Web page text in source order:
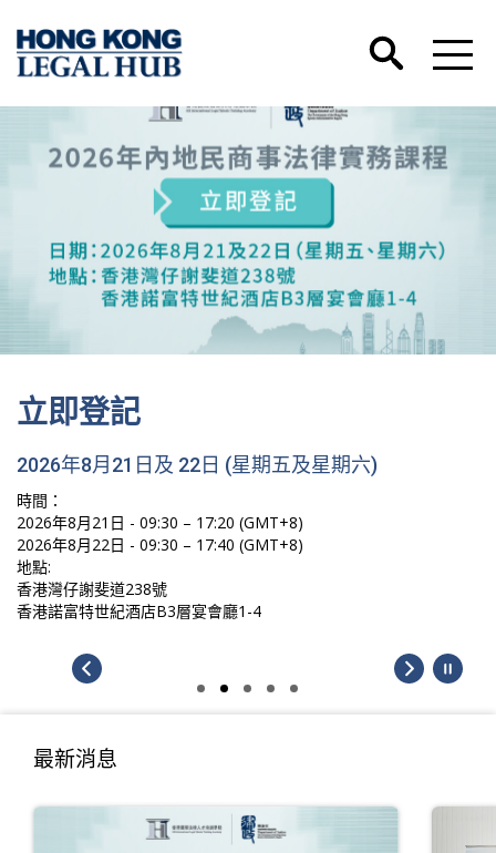
立即登記
2026年8月21日及 22日 (星期五及星期六)
時間：
2026年8月21日 - 09:30 – 17:20 (GMT+8)
2026年8月22日 - 09:30 – 17:40 (GMT+8)
地點:
香港灣仔謝斐道238號
香港諾富特世紀酒店B3層宴會廳1-4
最新消息